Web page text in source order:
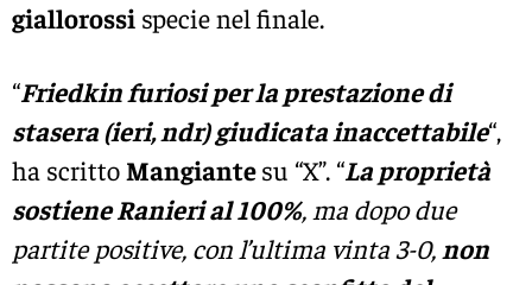
giallorossi specie nel finale.
“Friedkin furiosi per la prestazione di
stasera (ieri, ndr) giudicata inaccettabile“,
ha scritto Mangiantesu “X”. “La proprietà
sostiene Ranieri al 100%, ma dopo due
partite positive, con l’ultima vinta 3-0, non